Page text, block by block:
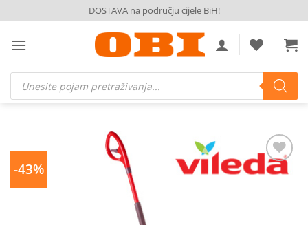
to
content
DOSTAVA na području cijele BiH!
Products
search
-43%
Dodaj